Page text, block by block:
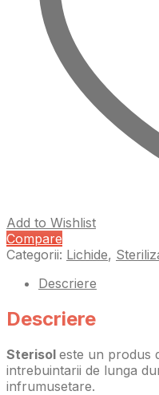
Add to Wishlist
Compare
Categorii: Lichide,
Descriere
Descriere
Sterisol este un produs
intrebuintarii de lunga
infrumusetare.